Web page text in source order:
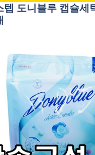
텝 도니블루 캡슐세